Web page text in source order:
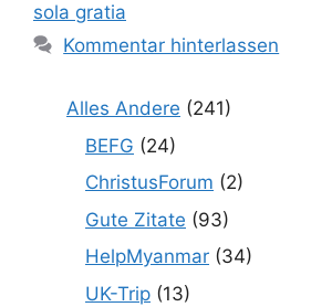
sola gratia
Kommentar hinterlassen
Alles Andere (241)
BEFG (24)
ChristusForum (2)
Gute Zitate (93)
HelpMyanmar (34)
UK-Trip (13)